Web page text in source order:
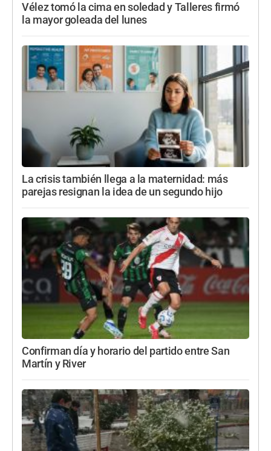
Vélez tomó la cima en soledad y Talleres firmó
la mayor goleada del lunes
La crisis también llega a la maternidad: más
parejas resignan la idea de un segundo hijo
Confirman día y horario del partido entre San
Martín y River